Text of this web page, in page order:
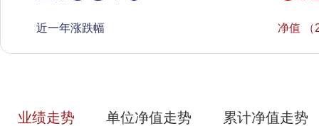
近一年涨跌幅 净值 （
业绩走势 单位净值走势 累计净值走势